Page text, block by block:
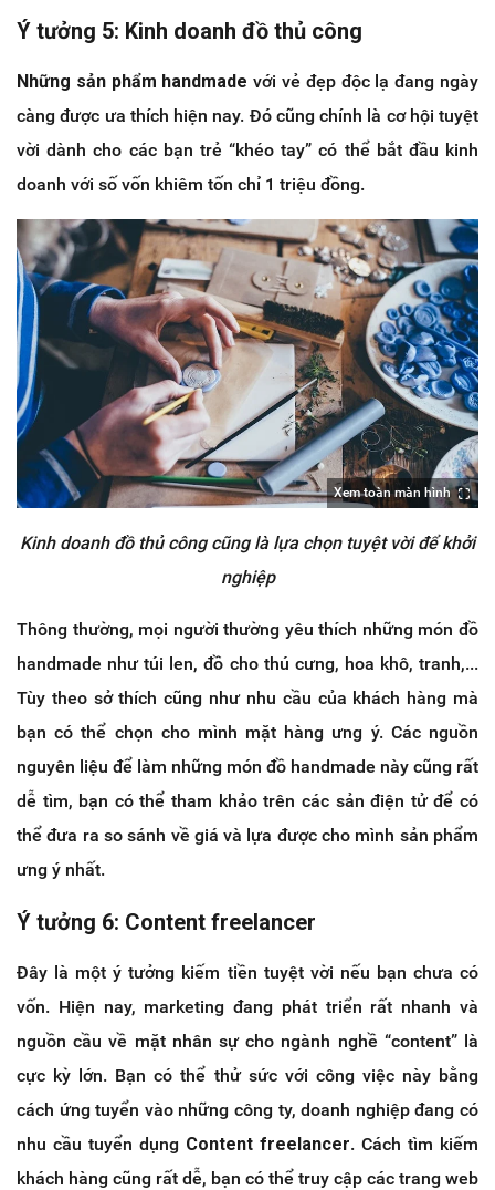
Ý tưởng 5: Kinh doanh đồ thủ công
Những sản phẩm handmade với vẻ đẹp độc lạ đang ngày
càng được ưa thích hiện nay. Đó cũng chính là cơ hội tuyệt
vời dành cho các bạn trẻ “khéo tay” có thể bắt đầu kinh
doanh với số vốn khiêm tốn chỉ 1 triệu đồng.
Xem toàn màn hình
Kinh doanh đồ thủ công cũng là lựa chọn tuyệt vời để khởi
nghiệp
Thông thường, mọi người thường yêu thích những món đồ
handmade như túi len, đồ cho thú cưng, hoa khô, tranh,...
Tùy theo sở thích cũng như nhu cầu của khách hàng mà
bạn có thể chọn cho mình mặt hàng ưng ý. Các nguồn
nguyên liệu để làm những món đồ handmade này cũng rất
dễ tìm, bạn có thể tham khảo trên các sản điện tử để có
thể đưa ra so sánh về giá và lựa được cho mình sản phẩm
ưng ý nhất.
Ý tưởng 6: Content freelancer
Đây là một ý tưởng kiếm tiền tuyệt vời nếu bạn chưa có
vốn. Hiện nay, marketing đang phát triển rất nhanh và
nguồn cầu về mặt nhân sự cho ngành nghề “content” là
cực kỳ lớn. Bạn có thể thử sức với công việc này bằng
cách ứng tuyển vào những công ty, doanh nghiệp đang có
nhu cầu tuyển dụng Content freelancer. Cách tìm kiếm
khách hàng cũng rất dễ, bạn có thể truy cập các trang web